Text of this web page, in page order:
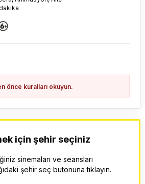
önce kuralları okuyun.
için şehir seçiniz
sinemaları ve seansları
şehir seç butonuna tıklayın.